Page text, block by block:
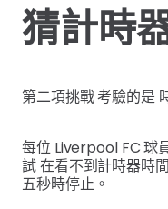
猜計時
第二項挑戰 考驗的是
每位 Liverpool FC 球
試 在看不到計時器時
五秒時停止。